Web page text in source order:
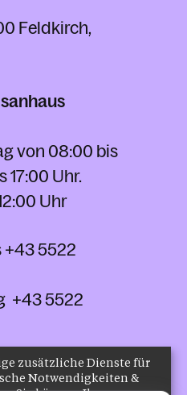
Feldkirch,
von 08:00 bis
17:00 Uhr.
Uhr
+43 5522
+43 5522
zusätzliche Dienste für
Notwendigkeiten &